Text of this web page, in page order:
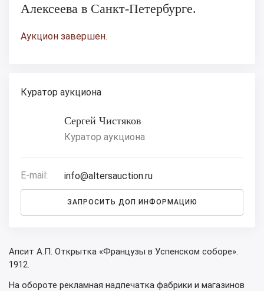
Алексеева в Санкт-Петербурге.
Аукцион завершен.
Куратор аукциона
Сергей Чистяков
Куратор аукциона
E-mail: info@altersauction.ru
ЗАПРОСИТЬ ДОП.ИНФОРМАЦИЮ
Апсит А.П. Открытка «Французы в Успенском соборе».
1912.
На обороте рекламная надпечатка фабрики и магазинов